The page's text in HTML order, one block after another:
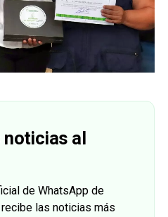
noticias al
de WhatsApp de
las noticias más